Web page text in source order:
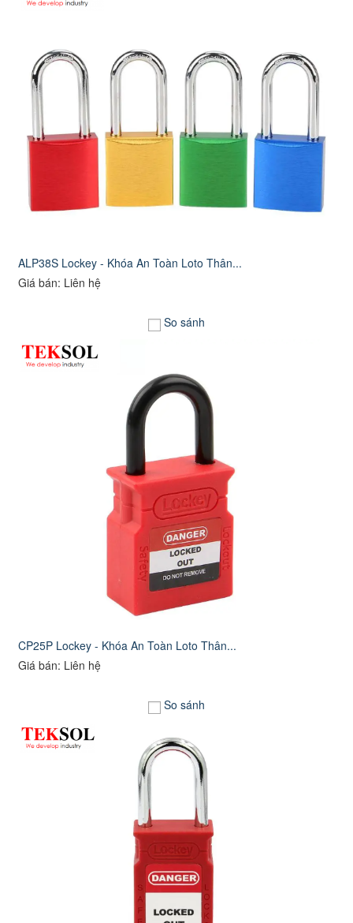
ALP38S Lockey - Khóa An Toàn Loto Thân...
Giá bán: Liên hệ
So sánh
CP25P Lockey - Khóa An Toàn Loto Thân...
Giá bán: Liên hệ
So sánh